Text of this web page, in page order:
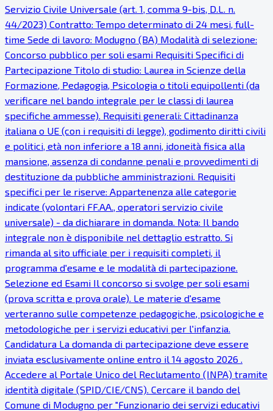
Servizio Civile Universale (art. 1, comma 9-bis, D.L. n.
44/2023) Contratto: Tempo determinato di 24 mesi, full-
time Sede di lavoro: Modugno (BA) Modalità di selezione:
Concorso pubblico per soli esami Requisiti Specifici di
Partecipazione Titolo di studio: Laurea in Scienze della
Formazione, Pedagogia, Psicologia o titoli equipollenti (da
verificare nel bando integrale per le classi di laurea
specifiche ammesse). Requisiti generali: Cittadinanza
italiana o UE (con i requisiti di legge), godimento diritti civili
e politici, età non inferiore a 18 anni, idoneità fisica alla
mansione, assenza di condanne penali e provvedimenti di
destituzione da pubbliche amministrazioni. Requisiti
specifici per le riserve: Appartenenza alle categorie
indicate (volontari FF.AA., operatori servizio civile
universale) - da dichiarare in domanda. Nota: Il bando
integrale non è disponibile nel dettaglio estratto. Si
rimanda al sito ufficiale per i requisiti completi, il
programma d'esame e le modalità di partecipazione.
Selezione ed Esami Il concorso si svolge per soli esami
(prova scritta e prova orale). Le materie d'esame
verteranno sulle competenze pedagogiche, psicologiche e
metodologiche per i servizi educativi per l'infanzia.
Candidatura La domanda di partecipazione deve essere
inviata esclusivamente online entro il 14 agosto 2026 .
Accedere al Portale Unico del Reclutamento (INPA) tramite
identità digitale (SPID/CIE/CNS). Cercare il bando del
Comune di Modugno per "Funzionario dei servizi educativi